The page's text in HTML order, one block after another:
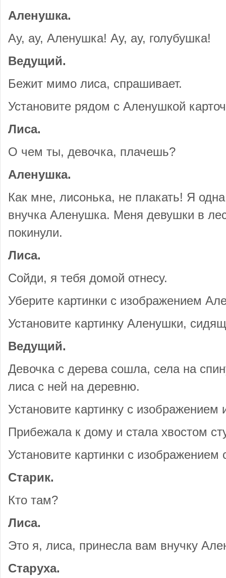
Аленушка.
Ay, ay, Аленушка! Ay, ay, голубушка!
Ведущий.
Бежит мимо лиса, спрашивает.
Установите рядом с Аленушкой
Лиса.
О чем ты, девочка, плачешь?
Аленушка.
Как мне, лисонька, не плакать! Я
внучка Аленушка. Меня девушки в
покинули.
Лиса.
Сойди, я тебя домой отнесу.
Уберите картинки с изображением
Установите картинку Аленушки,
Ведущий.
Девочка с дерева сошла, села на
лиса с ней на деревню.
Установите картинку с изображением
Прибежала к дому и стала хвостом
Установите картинки с изображением
Старик.
Кто там?
Лиса.
Это я, лиса, принесла вам внучку
Старуха.